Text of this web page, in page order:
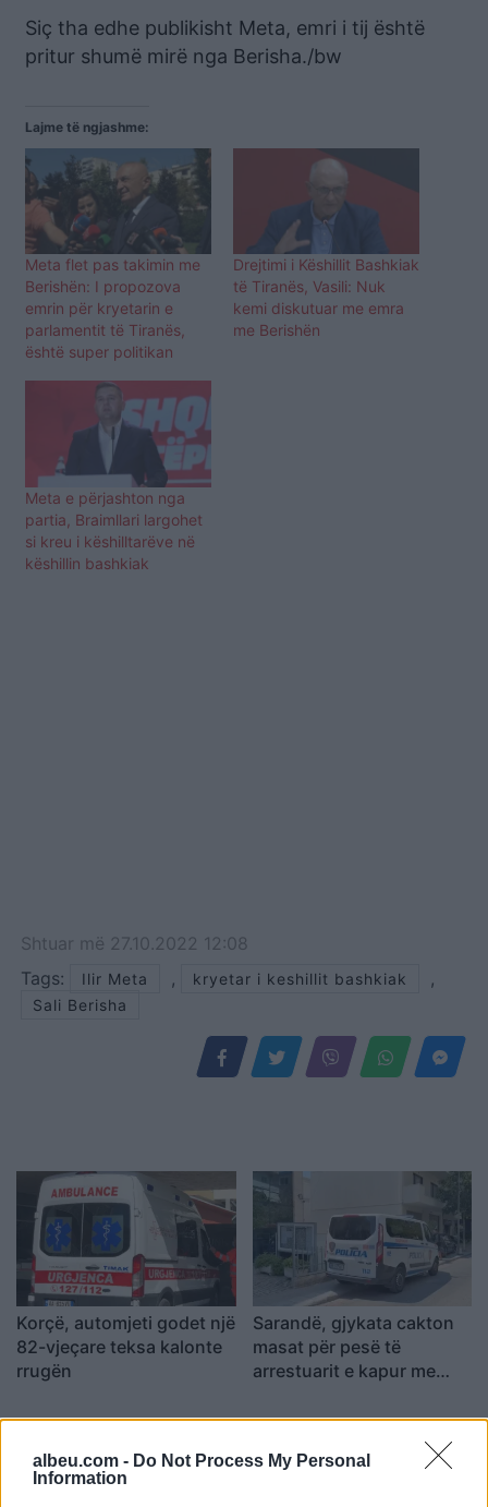
albeu.com - Do Not Process My Personal
Information
Siç tha edhe publikisht Meta, emri i tij është
pritur shumë mirë nga Berisha./bw
Lajme të ngjashme:
Meta flet pas takimin me
Berishën: I propozova
emrin për kryetarin e
parlamentit të Tiranës,
është super politikan
Drejtimi i Këshillit Bashkiak
të Tiranës, Vasili: Nuk
kemi diskutuar me emra
me Berishën
Meta e përjashton nga
partia, Braimllari largohet
si kreu i këshilltarëve në
këshillin bashkiak
Shtuar më 27.10.2022 12:08
Tags:
Ilir Meta , kryetar i keshillit bashkiak ,
Sali Berisha
Korçë, automjeti godet një
82-vjeçare teksa kalonte
rrugën
Sarandë, gjykata cakton
masat për pesë të
arrestuarit e kapur me